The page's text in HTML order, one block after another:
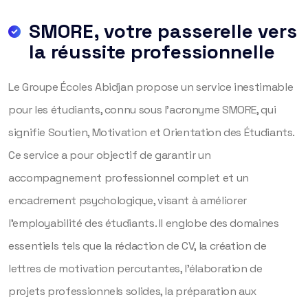
SMORE, votre passerelle vers
la réussite professionnelle
Le Groupe Écoles Abidjan propose un service inestimable
pour les étudiants, connu sous l’acronyme SMORE, qui
signifie Soutien, Motivation et Orientation des Étudiants.
Ce service a pour objectif de garantir un
accompagnement professionnel complet et un
encadrement psychologique, visant à améliorer
l’employabilité des étudiants. Il englobe des domaines
essentiels tels que la rédaction de CV, la création de
lettres de motivation percutantes, l’élaboration de
projets professionnels solides, la préparation aux